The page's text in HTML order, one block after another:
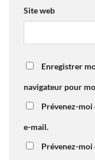
Site web
Enregistrer
navigateur pour
Prévenez-moi
e-mail.
Prévenez-moi